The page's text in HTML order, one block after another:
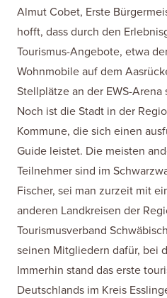
Almut Cobet, Erste
hofft, dass durch den
Tourismus-Angebote, etwa
Wohnmobile auf dem
Stellplätze an der EWS-
Noch ist die Stadt in der
Kommune, die sich einen
Guide leistet. Die meisten
Teilnehmer sind im
Fischer, sei man zurzeit mit
anderen Landkreisen der
Tourismusverband
seinen Mitgliedern dafür, bei
Immerhin stand das erste
Deutschlands im Kreis